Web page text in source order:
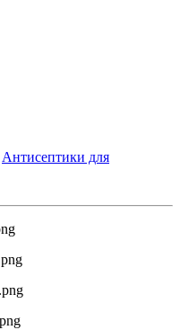
Антисептики для